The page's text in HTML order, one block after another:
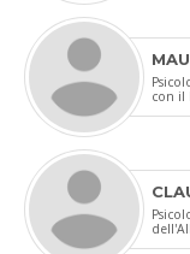
con il